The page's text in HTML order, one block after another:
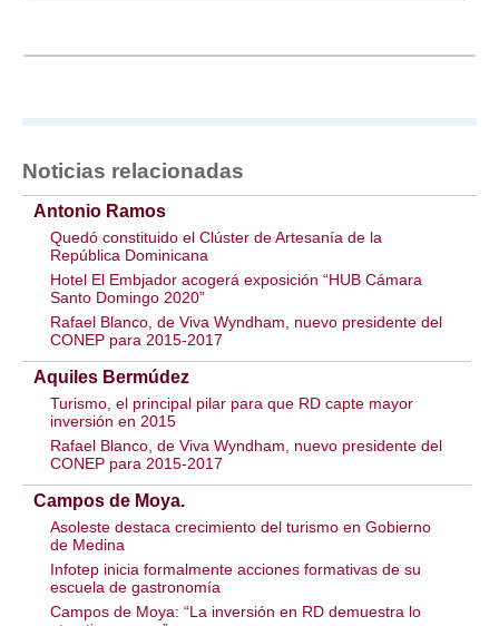
Noticias relacionadas
Antonio Ramos
Quedó constituido el Clúster de Artesanía de la
República Dominicana
Hotel El Embjador acogerá exposición “HUB Cámara
Santo Domingo 2020”
Rafael Blanco, de Viva Wyndham, nuevo presidente del
CONEP para 2015-2017
Aquiles Bermúdez
Turismo, el principal pilar para que RD capte mayor
inversión en 2015
Rafael Blanco, de Viva Wyndham, nuevo presidente del
CONEP para 2015-2017
Campos de Moya.
Asoleste destaca crecimiento del turismo en Gobierno
de Medina
Infotep inicia formalmente acciones formativas de su
escuela de gastronomía
Campos de Moya: “La inversión en RD demuestra lo